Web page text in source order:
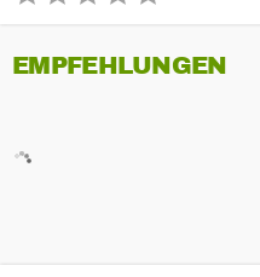
EMPFEHLUNGEN